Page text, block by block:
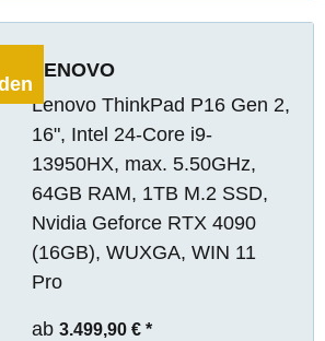
LENOVO
Lenovo ThinkPad P16 Gen 2,
16", Intel 24-Core i9-
13950HX, max. 5.50GHz,
64GB RAM, 1TB M.2 SSD,
Nvidia Geforce RTX 4090
(16GB), WUXGA, WIN 11
Pro
ab 3.499,90 € *